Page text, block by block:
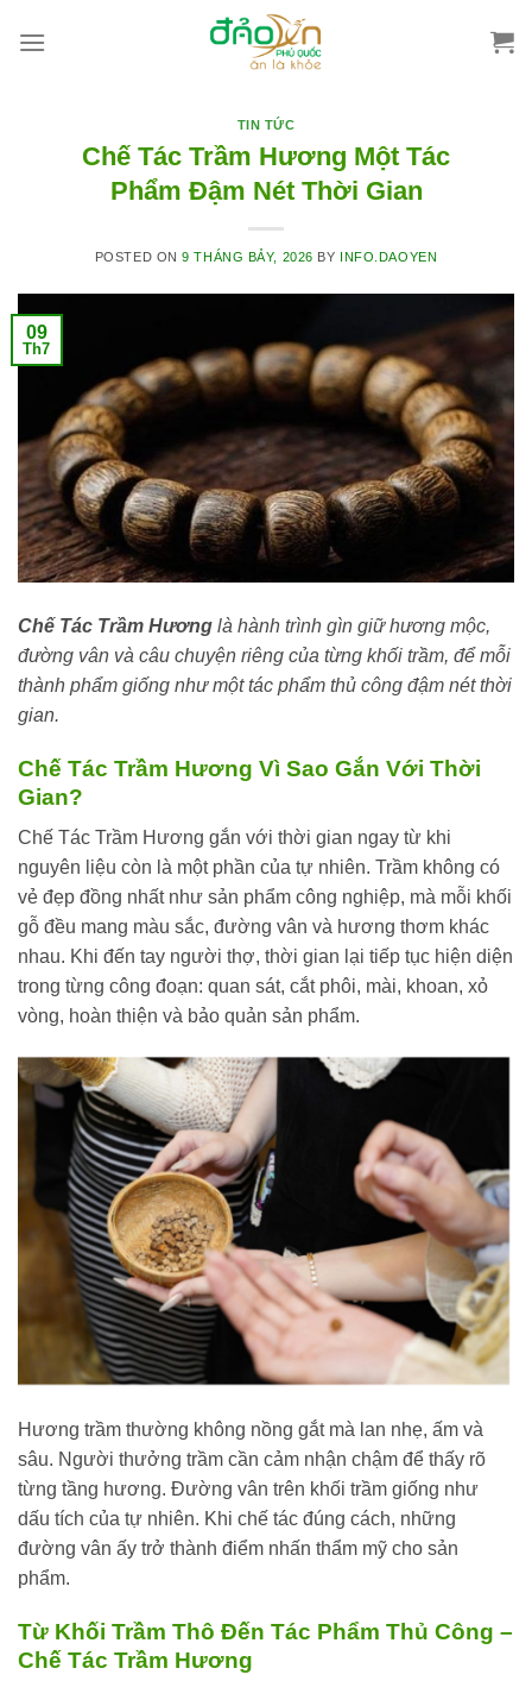
TIN TỨC
Chế Tác Trầm Hương Một Tác
Phẩm Đậm Nét Thời Gian
POSTED ON9 THÁNG BẢY, 2026 BY INFO.DAOYEN
09
Th7
Chế Tác Trầm Hương là hành trình gìn giữ hương mộc,
đường vân và câu chuyện riêng của từng khối trầm, để mỗi
thành phẩm giống như một tác phẩm thủ công đậm nét thời
gian.
Chế Tác Trầm Hương Vì Sao Gắn Với Thời
Gian?
Chế Tác Trầm Hương gắn với thời gian ngay từ khi
nguyên liệu còn là một phần của tự nhiên. Trầm không có
vẻ đẹp đồng nhất như sản phẩm công nghiệp, mà mỗi khối
gỗ đều mang màu sắc, đường vân và hương thơm khác
nhau. Khi đến tay người thợ, thời gian lại tiếp tục hiện diện
trong từng công đoạn: quan sát, cắt phôi, mài, khoan, xỏ
vòng, hoàn thiện và bảo quản sản phẩm.
Hương trầm thường không nồng gắt mà lan nhẹ, ấm và
sâu. Người thưởng trầm cần cảm nhận chậm để thấy rõ
từng tầng hương. Đường vân trên khối trầm giống như
dấu tích của tự nhiên. Khi chế tác đúng cách, những
đường vân ấy trở thành điểm nhấn thẩm mỹ cho sản
phẩm.
Từ Khối Trầm Thô Đến Tác Phẩm Thủ Công –
Chế Tác Trầm Hương